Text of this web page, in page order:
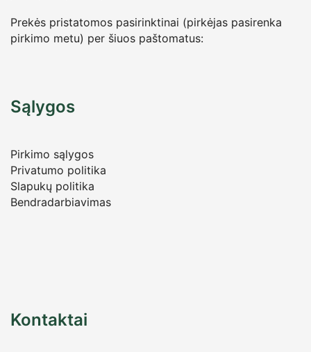
Prekės pristatomos pasirinktinai (pirkėjas pasirenka
pirkimo metu) per šiuos paštomatus:
Sąlygos
Pirkimo sąlygos
Privatumo politika
Slapukų politika
Bendradarbiavimas
Kontaktai